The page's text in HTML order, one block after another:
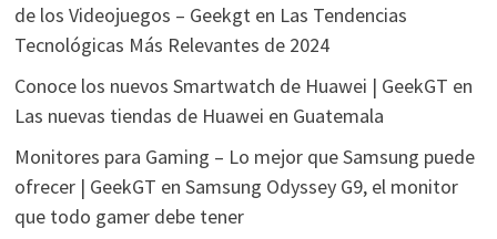
de los Videojuegos – Geekgten Las Tendencias
Tecnológicas Más Relevantes de 2024
Conoce los nuevos Smartwatch de Huawei | GeekGT en
Las nuevas tiendas de Huawei en Guatemala
Monitores para Gaming – Lo mejor que Samsung puede
ofrecer | GeekGT en Samsung Odyssey G9, el monitor
que todo gamer debe tener